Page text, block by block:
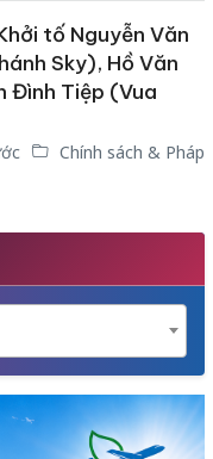
tố Nguyễn Văn
Sky), Hồ Văn
Đình Tiệp (Vua
Chính sách & Pháp